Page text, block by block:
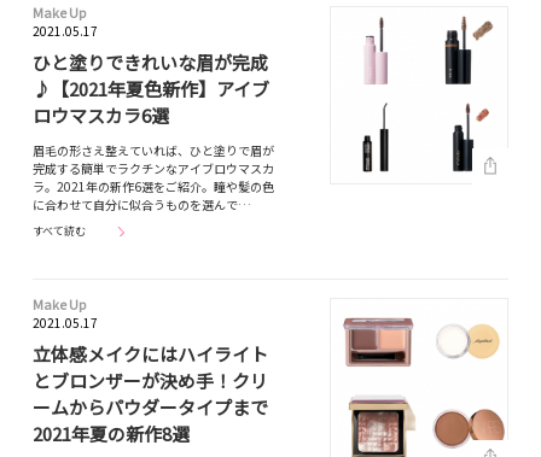
Make Up
2021.05.17
ひと塗りできれいな眉が完成
♪【2021年夏色新作】アイブ
ロウマスカラ6選
眉毛の形さえ整えていれば、ひと塗りで眉が
完成する簡単でラクチンなアイブロウマスカ
ラ。2021年の新作6選をご紹介。瞳や髪の色
に合わせて自分に似合うものを選んで…
すべて読む
Make Up
2021.05.17
立体感メイクにはハイライト
とブロンザーが決め手！クリ
ームからパウダータイプまで
2021年夏の新作8選